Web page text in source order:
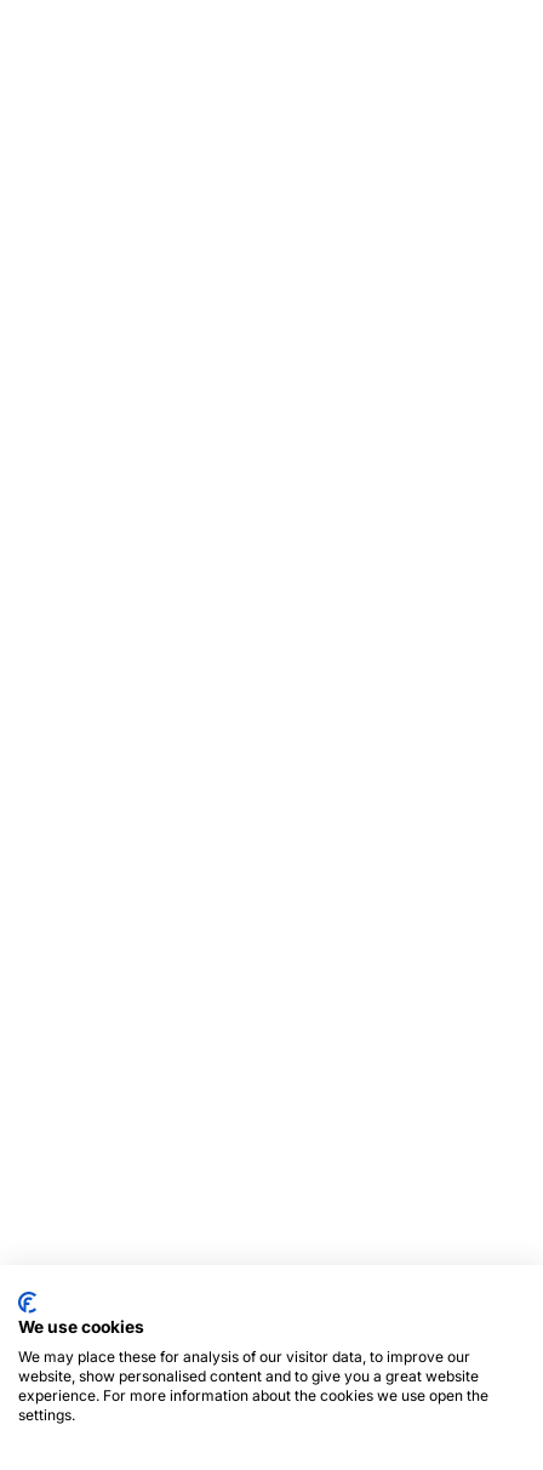
We use cookies
We may place these for analysis of our visitor data, to improve our
website, show personalised content and to give you a great website
experience. For more information about the cookies we use open the
settings.